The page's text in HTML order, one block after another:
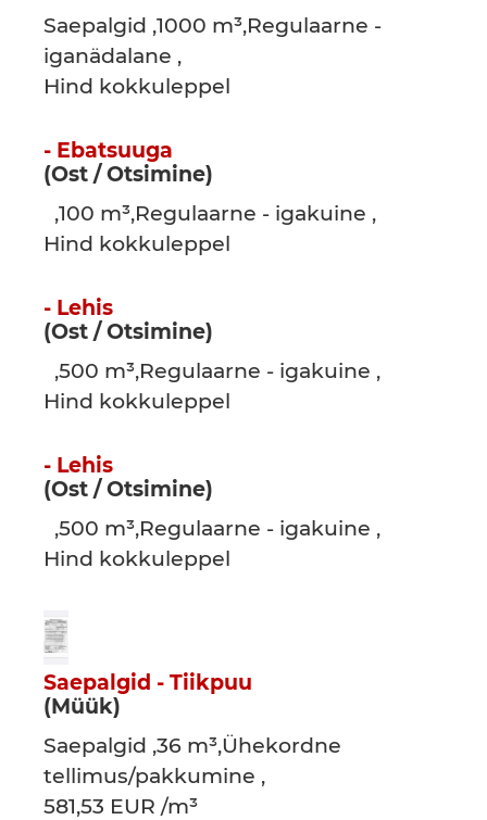
Saepalgid ,1000 m³,Regulaarne -
iganädalane ,
Hind kokkuleppel
- Ebatsuuga
(Ost / Otsimine)
,100 m³,Regulaarne - igakuine ,
Hind kokkuleppel
- Lehis
(Ost / Otsimine)
,500 m³,Regulaarne - igakuine ,
Hind kokkuleppel
- Lehis
(Ost / Otsimine)
,500 m³,Regulaarne - igakuine ,
Hind kokkuleppel
Saepalgid - Tiikpuu
(Müük)
Saepalgid ,36 m³,Ühekordne
tellimus/pakkumine ,
581,53 EUR /m³